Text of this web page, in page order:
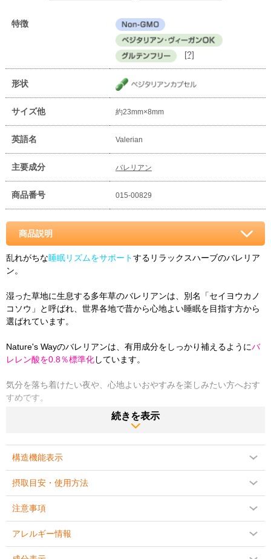
特徴
[?]
形状
サイズ他 約23mm×8mm
英語名 Valerian
主要成分 バレリアン
商品番号 015-00829
商品説明
乱れがちな睡眠リズムをサポートするリラックスハーブのバレリア
ン。
湿った草地に生息する多年草のバレリアンは、別名「セイヨウカノ
コソウ」と呼ばれ、世界各地で昔から心地よい睡眠を目指す方から
選ばれています。
Nature's Wayのバレリアンは、有用成分をしっかり補えるようにバ
レレン酸を0.8％標準化しています。
気分を落ち着けたい夜や、心地よいおやすみを楽しみたい方へおす
すめです。
続きを表示
構造機能表示
摂取目安・使用方法
注意事項
アレルギー情報